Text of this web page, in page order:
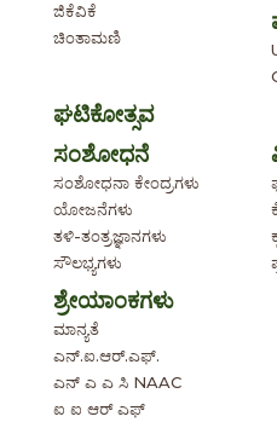
ಜಿಕೆವಿಕೆ
ಚಿಂತಾಮಣಿ
ಘಟಿಕೋತ್ಸವ
ಸಂಶೋಧನೆ
ಸಂಶೋಧನಾ ಕೇಂದ್ರಗಳು
ಯೋಜನೆಗಳು
ತಳಿ-ತಂತ್ರಜ್ಞಾನಗಳು
ಸೌಲಭ್ಯಗಳು
ಶ್ರೇಯಾಂಕಗಳು
ಮಾನ್ಯತೆ
ಎನ್.ಐ.ಆರ್.ಎಫ್.
ಎನ್ ಎ ಎ ಸಿ NAAC
ಐ ಐ ಆರ್ ಎಫ್